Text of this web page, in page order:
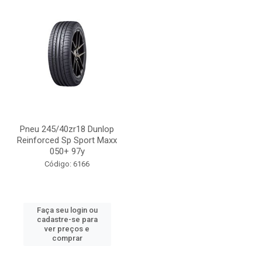
Pneu 245/40zr18 Dunlop
Reinforced Sp Sport Maxx
050+ 97y
Código: 6166
Faça seu login ou
cadastre-se para
ver preços e
comprar